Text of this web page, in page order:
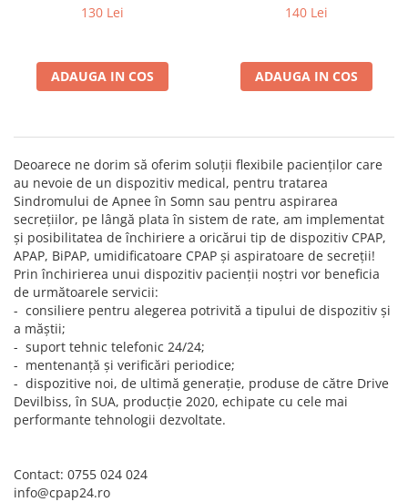
130 Lei
ADAUGA IN COS
140 Lei
ADAUGA IN COS
Deoarece ne dorim să oferim soluţii flexibile pacienţilor care
au nevoie de un dispozitiv medical, pentru tratarea
Sindromului de Apnee în Somn sau pentru aspirarea
secreţiilor, pe lângă plata în sistem de rate, am implementat
şi posibilitatea de închiriere a oricărui tip de dispozitiv CPAP,
APAP, BiPAP, umidificatoare CPAP şi aspiratoare de secreţii!
Prin închirierea unui dispozitiv pacienţii noştri vor beneficia
de următoarele servicii:
- consiliere pentru alegerea potrivită a tipului de dispozitiv şi
a măştii;
- suport tehnic telefonic 24/24;
- mentenanţă şi verificări periodice;
- dispozitive noi, de ultimă generaţie, produse de către Drive
Devilbiss, în SUA, producţie 2020, echipate cu cele mai
performante tehnologii dezvoltate.
Contact: 0755 024 024
info@cpap24.ro